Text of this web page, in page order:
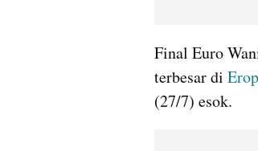
Final Euro
terbesar di
(27/7) esok.